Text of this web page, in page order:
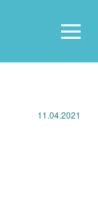
11.04.2021